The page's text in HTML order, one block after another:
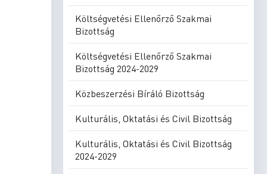
Költségvetési Ellenőrző Szakmai
Bizottság
Költségvetési Ellenőrző Szakmai
Bizottság 2024-2029
Közbeszerzési Bíráló Bizottság
Kulturális, Oktatási és Civil Bizottság
Kulturális, Oktatási és Civil Bizottság
2024-2029